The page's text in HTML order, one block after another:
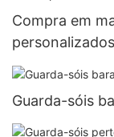
Compra em
personalizados
Guarda-sóis